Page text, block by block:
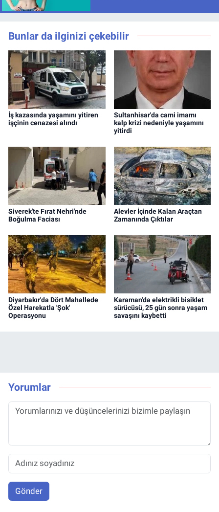
Bunlar da ilginizi çekebilir
İş kazasında yaşamını yitiren
işçinin cenazesi alındı
Sultanhisar'da cami imamı
kalp krizi nedeniyle yaşamını
yitirdi
Siverek'te Fırat Nehri'nde
Boğulma Faciası
Alevler İçinde Kalan Araçtan
Zamanında Çıktılar
Diyarbakır'da Dört Mahallede
Özel Harekatla 'Şok'
Operasyonu
Karaman'da elektrikli bisiklet
sürücüsü, 25 gün sonra yaşam
savaşını kaybetti
Yorumlar
Gönder